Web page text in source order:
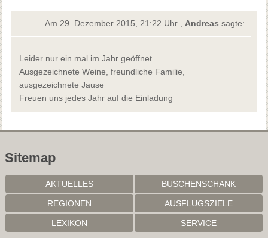
Am 29. Dezember 2015, 21:22 Uhr , Andreassagte:
Leider nur ein mal im Jahr geöffnet
Ausgezeichnete Weine, freundliche Familie,
ausgezeichnete Jause
Freuen uns jedes Jahr auf die Einladung
Sitemap
AKTUELLES BUSCHENSCHANK
REGIONEN AUSFLUGSZIELE
LEXIKON SERVICE